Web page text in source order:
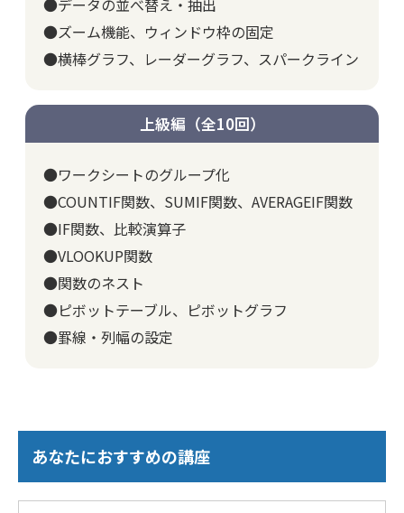
●データの並べ替え・抽出
●ズーム機能、ウィンドウ枠の固定
●横棒グラフ、レーダーグラフ、スパークライン
上級編（全10回）
●ワークシートのグループ化
●COUNTIF関数、SUMIF関数、AVERAGEIF関数
●IF関数、比較演算子
●VLOOKUP関数
●関数のネスト
●ピボットテーブル、ピボットグラフ
●罫線・列幅の設定
あなたにおすすめの講座